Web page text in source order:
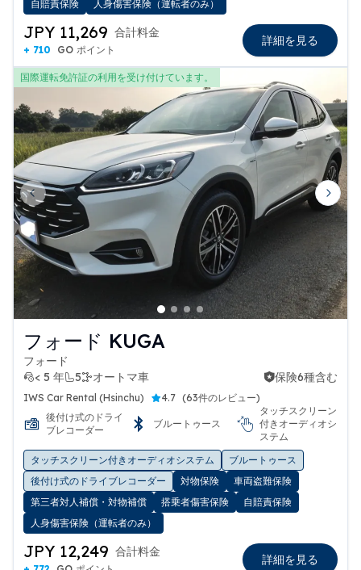
自賠責保険 人身傷害保険（運転者のみ）
JPY 11,269 合計料金
+ 710 GO ポイント
詳細を見る
国際運転免許証の利用を受け付けています。
Previous slide Next
フォード KUGA
フォード
< 5 年
5 オートマ車
保険6種含む 保険6種含む
IWS Car Rental (Hsinchu) 4.7 (63件のレビュー)
後付け式のドライ
ブレコーダー
ブルートゥース
タッチスクリーン
付きオーディオシ
ステム
タッチスクリーン付きオーディオシステム
ブルートゥース
後付け式のドライブレコーダー
対物保険
車両盗難保険
第三者対人補償・対物補償
搭乗者傷害保険
自賠責保険
人身傷害保険（運転者のみ）
JPY 12,249 合計料金
詳細を見る